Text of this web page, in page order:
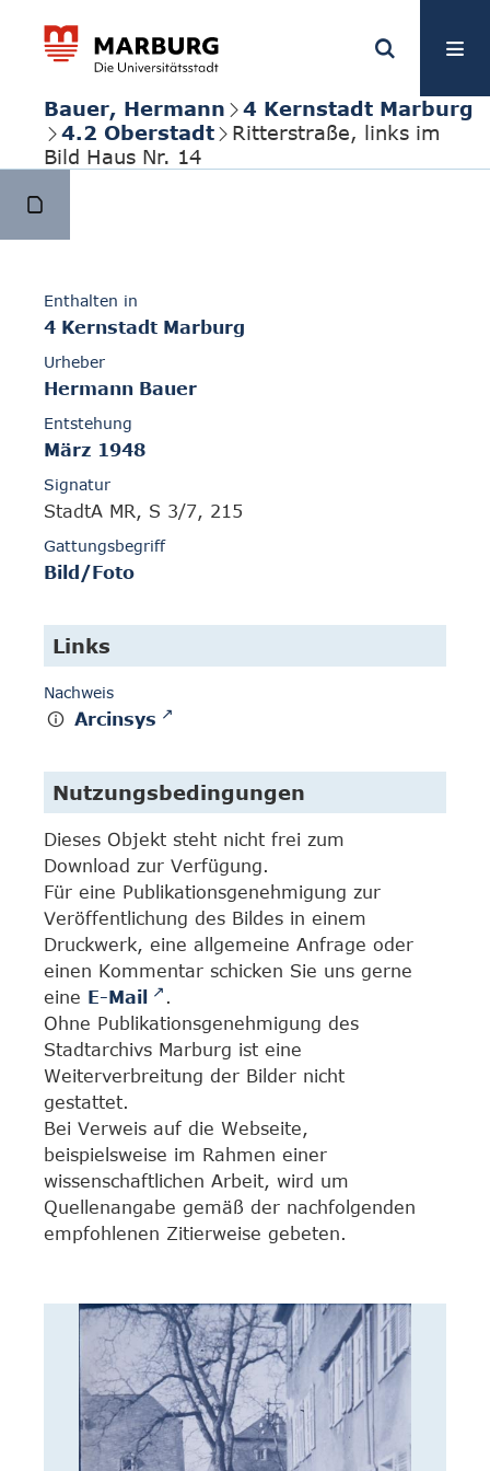
Bauer, Hermann
4 Kernstadt Marburg
4.2 Oberstadt
Ritterstraße, links im
Bild Haus Nr. 14
Enthalten in
4 Kernstadt Marburg
Urheber
Hermann Bauer
Entstehung
März 1948
Signatur
StadtA MR, S 3/7, 215
Gattungsbegriff
Bild/Foto
Links
Nachweis
Arcinsys
Nutzungsbedingungen
Dieses Objekt steht nicht frei zum
Download zur Verfügung.
Für eine Publikationsgenehmigung zur
Veröffentlichung des Bildes in einem
Druckwerk, eine allgemeine Anfrage oder
einen Kommentar schicken Sie uns gerne
eine E-Mail
.
Ohne Publikationsgenehmigung des
Stadtarchivs Marburg ist eine
Weiterverbreitung der Bilder nicht
gestattet.
Bei Verweis auf die Webseite,
beispielsweise im Rahmen einer
wissenschaftlichen Arbeit, wird um
Quellenangabe gemäß der nachfolgenden
empfohlenen Zitierweise gebeten.